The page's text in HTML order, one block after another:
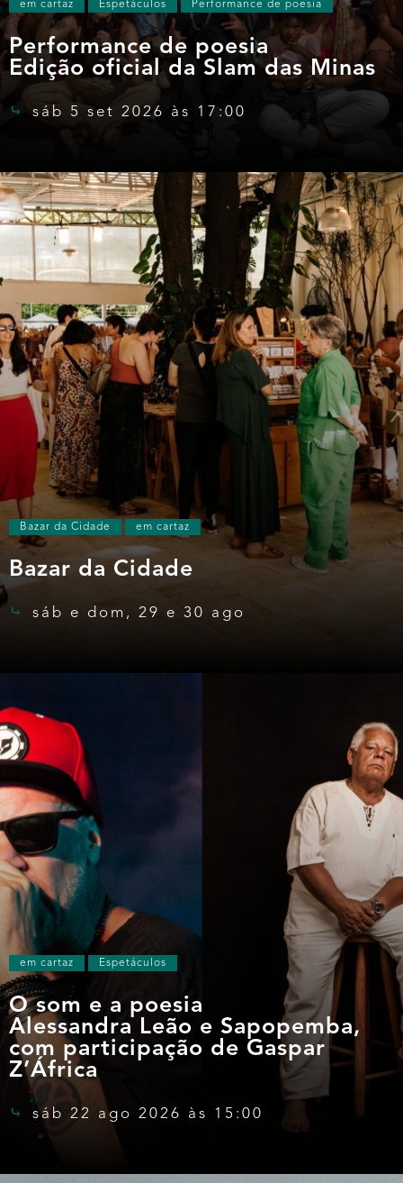
em cartaz Espetáculos Performance de poesia
Performance de poesia
Edição oficial da Slam das Minas
sáb 5 set 2026 às 17:00
Bazar da Cidade em cartaz
Bazar da Cidade
sáb e dom, 29 e 30 ago
em cartaz Espetáculos
O som e a poesia
Alessandra Leão e Sapopemba,
com participação de Gaspar
Z’África
sáb 22 ago 2026 às 15:00